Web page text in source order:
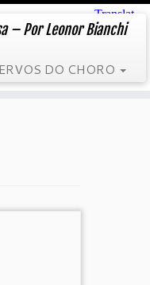
– Por Leonor Bianchi
DO CHORO